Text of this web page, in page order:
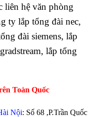
liên hệ văn phòng
ty lắp tổng đài nec,
đài siemens, lắp
lắp tổng
Toàn Quốc
Nội: Số 68 ,P.Trần Quốc